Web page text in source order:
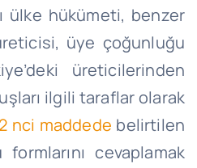
ülke hükümeti, benzer
üye çoğunluğu
üreticilerinden
ilgili taraflar olarak
nci maddede belirtilen
cevaplamak